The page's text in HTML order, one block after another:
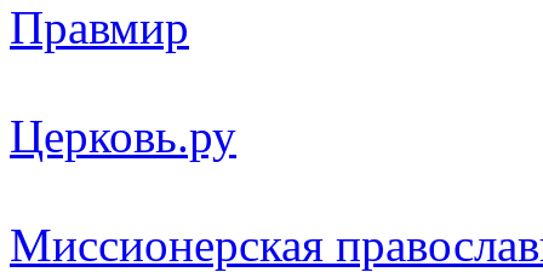
Правмир
Церковь.ру
Миссионерская